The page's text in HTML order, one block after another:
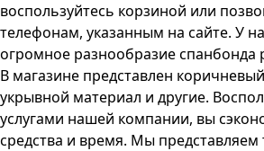
воспользуйтесь корзиной или
телефонам, указанным на сайте. У
огромное разнообразие спанбонда
В магазине представлен
укрывной материал и другие.
услугами нашей компании, вы
средства и время. Мы представляем